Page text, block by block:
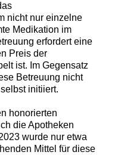
nicht nur einzelne
Medikation im
erfordert eine
Preis der
ist. Im Gegensatz
Betreuung nicht
initiiert.
honorierten
die Apotheken
wurde nur etwa
Mittel für diese